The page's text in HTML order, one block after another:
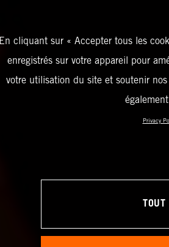
En cliquant sur « Accepter tous les
enregistrés sur votre appareil pour
votre utilisation du site et soutenir
Privacy